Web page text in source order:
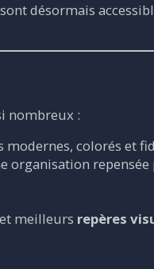
désormais
nombreux :
colorés et
organisation
et meilleurs repères